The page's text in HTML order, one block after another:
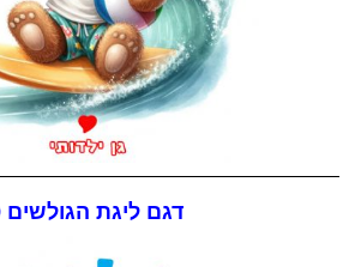
דגם ליגת הגולשים 9